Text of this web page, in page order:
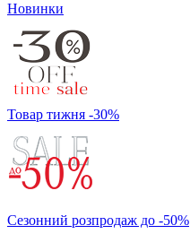
Новинки
Товар тижня -30%
Сезонний розпродаж до -50%